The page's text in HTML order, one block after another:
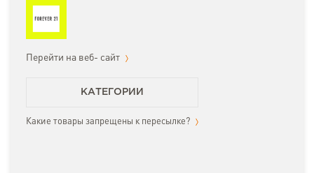
Перейти на веб- сайт
КАТЕГОРИИ
Какие товары запрещены к пересылке?